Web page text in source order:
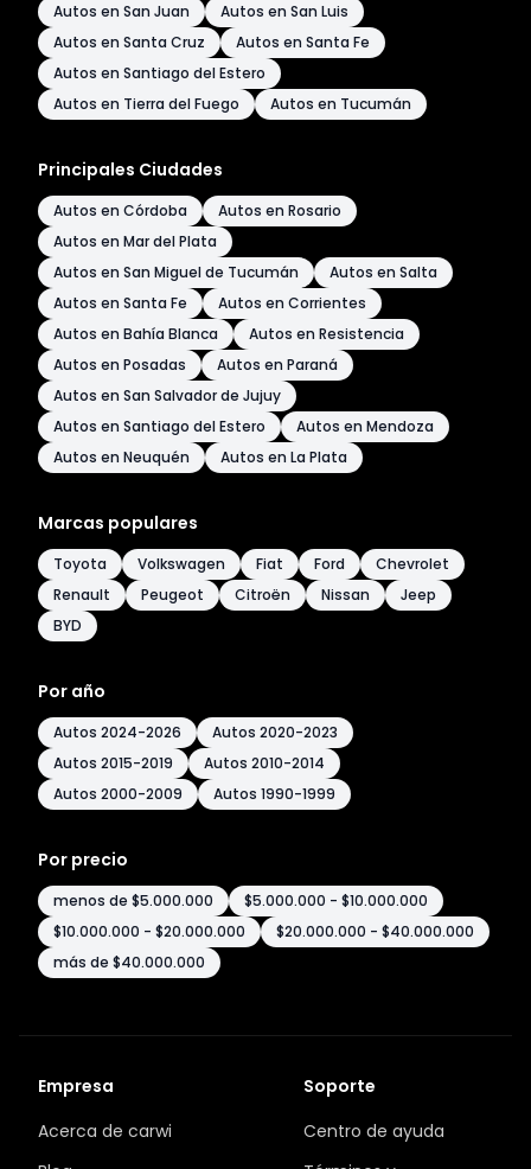
Autos en San Juan
Autos en San Luis
Autos en Santa Cruz
Autos en Santa Fe
Autos en Santiago del Estero
Autos en Tierra del Fuego
Autos en Tucumán
Principales Ciudades
Autos en Córdoba
Autos en Rosario
Autos en Mar del Plata
Autos en San Miguel de Tucumán
Autos en Salta
Autos en Santa Fe
Autos en Corrientes
Autos en Bahía Blanca
Autos en Resistencia
Autos en Posadas
Autos en Paraná
Autos en San Salvador de Jujuy
Autos en Santiago del Estero
Autos en Mendoza
Autos en Neuquén
Autos en La Plata
Marcas populares
Toyota Volkswagen Fiat Ford
Chevrolet
Renault
Peugeot Citroën Nissan
Jeep
BYD
Por año
Autos 2024-2026
Autos 2020-2023
Autos 2015-2019
Autos 2010-2014
Autos 2000-2009
Autos 1990-1999
Por precio
menos de $5.000.000
$5.000.000 - $10.000.000
$10.000.000 - $20.000.000
$20.000.000 - $40.000.000
más de $40.000.000
Empresa
Acerca de carwi
Soporte
Centro de ayuda